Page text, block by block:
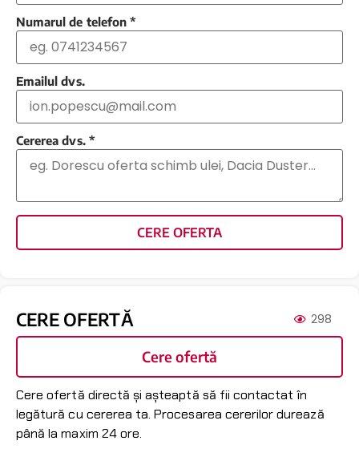
Numarul de telefon *
Emailul dvs.
Cererea dvs. *
CERE OFERTA
CERE OFERTĂ 298
Cere ofertă
Cere ofertă directă și așteaptă să fii contactat în
legătură cu cererea ta. Procesarea cererilor durează
până la maxim 24 ore.